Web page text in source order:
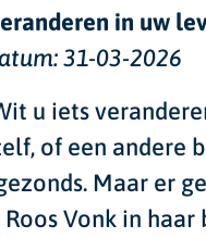
in uw
31-03-2026
u iets
of een andere
Maar er
Vonk in